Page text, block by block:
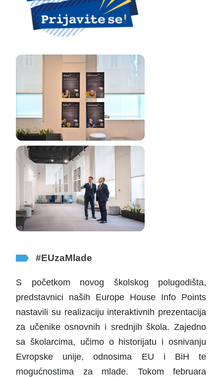
#EUzaMlade
S početkom novog školskog polugodišta,
predstavnici naših Europe House Info Points
nastavili su realizaciju interaktivnih prezentacija
za učenike osnovnih i srednjih škola. Zajedno
sa školarcima, učimo o historijatu i osnivanju
Evropske unije, odnosima EU i BiH te
mogućnostima za mlade. Tokom februara